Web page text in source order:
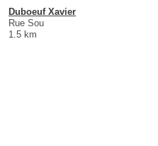
Duboeuf Xavier
Rue Sou
1.5 km